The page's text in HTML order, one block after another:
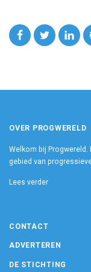
OVER PROGWERELD
Welkom bij
gebied van
Lees verder
CONTACT
ADVERTEREN
DE STICHTING